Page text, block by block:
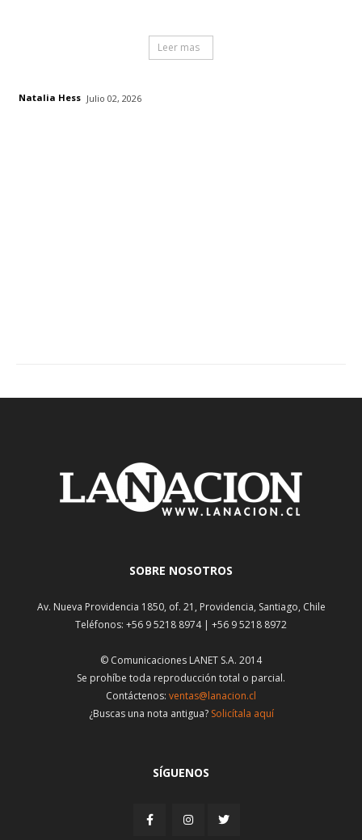
Leer mas
Natalia Hess Julio 02, 2026
SOBRE NOSOTROS
Av. Nueva Providencia 1850, of. 21, Providencia, Santiago, Chile
Teléfonos: +56 9 5218 8974 | +56 9 5218 8972
© Comunicaciones LANET S.A. 2014
Se prohíbe toda reproducción total o parcial.
Contáctenos: ventas@lanacion.cl
¿Buscas una nota antigua? Solicítala aquí
SÍGUENOS